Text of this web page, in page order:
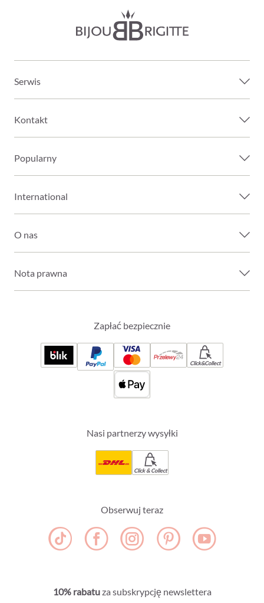
Serwis
Kontakt
Popularny
International
O nas
Nota prawna
Zapłać bezpiecznie
Click&Collect
Nasi partnerzy wysyłki
Click & Collect
Obserwuj teraz
10% rabatuza subskrypcję newslettera